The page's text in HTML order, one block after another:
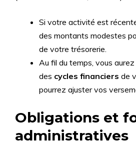
Si votre activité est
des montants modestes
de votre trésorerie.
Au fil du temps, vous
des cycles financiers de
pourrez ajuster vos
Obligations et
administratives